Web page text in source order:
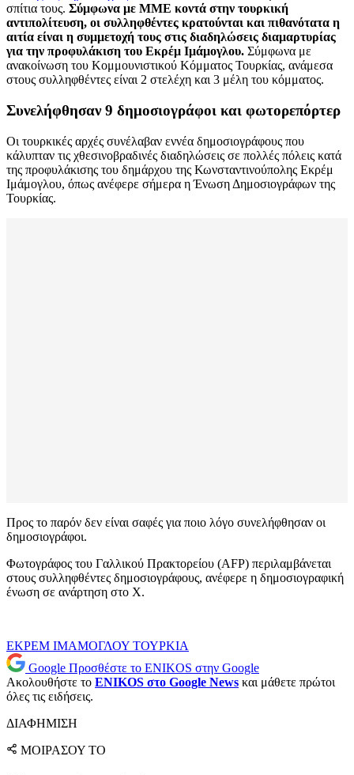
σπίτια τους. Σύμφωνα με ΜΜΕ κοντά στην τουρκική
αντιπολίτευση, οι συλληφθέντες κρατούνται και πιθανότατα η
αιτία είναι η συμμετοχή τους στις διαδηλώσεις διαμαρτυρίας
για την προφυλάκιση του Εκρέμ Ιμάμογλου. Σύμφωνα με
ανακοίνωση του Κομμουνιστικού Κόμματος Τουρκίας, ανάμεσα
στους συλληφθέντες είναι 2 στελέχη και 3 μέλη του κόμματος.
Συνελήφθησαν 9 δημοσιογράφοι και φωτορεπόρτερ
Οι τουρκικές αρχές συνέλαβαν εννέα δημοσιογράφους που
κάλυπταν τις χθεσινοβραδινές διαδηλώσεις σε πολλές πόλεις κατά
της προφυλάκισης του δημάρχου της Κωνσταντινούπολης Εκρέμ
Ιμάμογλου, όπως ανέφερε σήμερα η Ένωση Δημοσιογράφων της
Τουρκίας.
Προς το παρόν δεν είναι σαφές για ποιο λόγο συνελήφθησαν οι
δημοσιογράφοι.
Φωτογράφος του Γαλλικού Πρακτορείου (AFP) περιλαμβάνεται
στους συλληφθέντες δημοσιογράφους, ανέφερε η δημοσιογραφική
ένωση σε ανάρτηση στο X.
ΕΚΡΕΜ ΙΜΑΜΟΓΛΟΥ ΤΟΥΡΚΙΑ
Google Προσθέστε το ENIKOS στην Google
Ακολουθήστε το ENIKOS στο Google News και μάθετε πρώτοι
όλες τις ειδήσεις.
ΔΙΑΦΗΜΙΣΗ
ΜΟΙΡΑΣΟΥ ΤΟ